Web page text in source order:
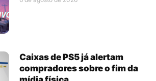
Caixas de PS5 já alertam
compradores sobre o fim da